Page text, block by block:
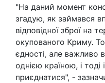
"На даний момент
згадую, як займався
відповідної зброї на
окупованого Криму.
єдності, але важливо
однією країною, і тоді
приєднатися", -